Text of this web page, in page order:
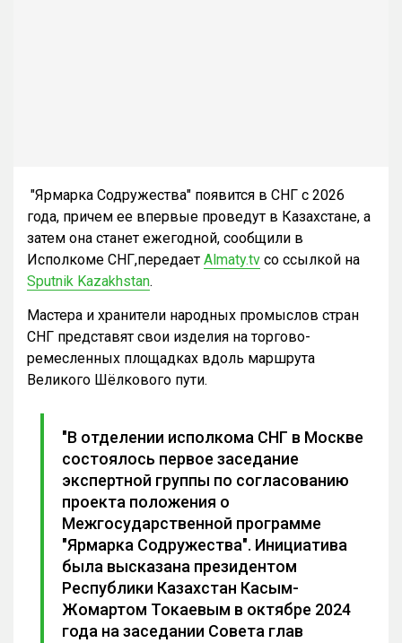
"Ярмарка Содружества" появится в СНГ с 2026
года, причем ее впервые проведут в Казахстане, а
затем она станет ежегодной, сообщили в
Исполкоме СНГ,передает Almaty.tv со ссылкой на
Sputnik Kazakhstan.
Мастера и хранители народных промыслов стран
СНГ представят свои изделия на торгово-
ремесленных площадках вдоль маршрута
Великого Шёлкового пути.
"В отделении исполкома СНГ в Москве
состоялось первое заседание
экспертной группы по согласованию
проекта положения о
Межгосударственной программе
"Ярмарка Содружества". Инициатива
была высказана президентом
Республики Казахстан Касым-
Жомартом Токаевым в октябре 2024
года на заседании Совета глав